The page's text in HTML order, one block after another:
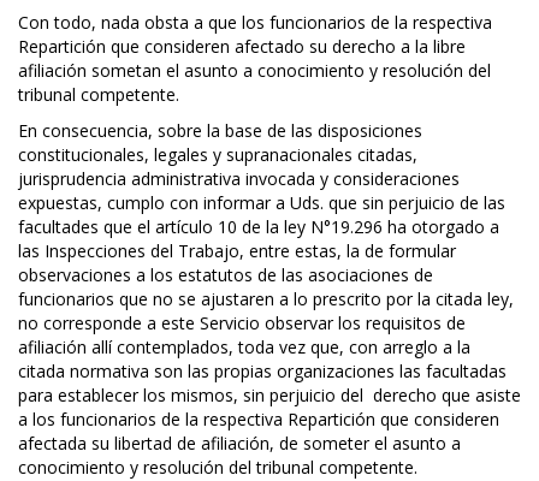
Con todo, nada obsta a que los funcionarios de la respectiva
Repartición que consideren afectado su derecho a la libre
afiliación sometan el asunto a conocimiento y resolución del
tribunal competente.
En consecuencia, sobre la base de las disposiciones
constitucionales, legales y supranacionales citadas,
jurisprudencia administrativa invocada y consideraciones
expuestas, cumplo con informar a Uds. que sin perjuicio de las
facultades que el artículo 10 de la ley N°19.296 ha otorgado a
las Inspecciones del Trabajo, entre estas, la de formular
observaciones a los estatutos de las asociaciones de
funcionarios que no se ajustaren a lo prescrito por la citada ley,
no corresponde a este Servicio observar los requisitos de
afiliación allí contemplados, toda vez que, con arreglo a la
citada normativa son las propias organizaciones las facultadas
para establecer los mismos, sin perjuicio del derecho que asiste
a los funcionarios de la respectiva Repartición que consideren
afectada su libertad de afiliación, de someter el asunto a
conocimiento y resolución del tribunal competente.